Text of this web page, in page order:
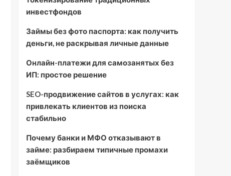
инвестфондов
Займы без фото паспорта: как получить
деньги, не раскрывая личные данные
Онлайн-платежи для самозанятых без
ИП: простое решение
SEO-продвижение сайтов в услугах: как
привлекать клиентов из поиска
стабильно
Почему банки и МФО отказывают в
займе: разбираем типичные промахи
заёмщиков